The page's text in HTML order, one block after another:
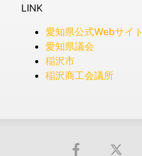
LINK
愛知県公式Webサイト
愛知県議会
稲沢市
稲沢商工会議所